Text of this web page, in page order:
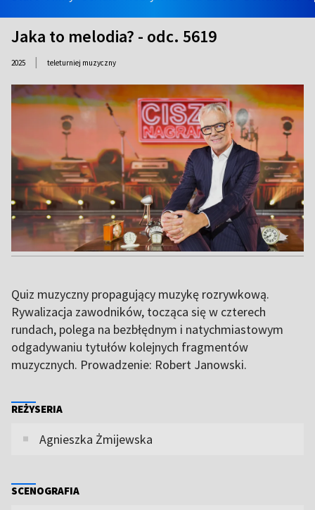
Jaka to melodia? - odc. 5619
2025 | teleturniej muzyczny
Quiz muzyczny propagujący muzykę rozrywkową.
Rywalizacja zawodników, tocząca się w czterech
rundach, polega na bezbłędnym i natychmiastowym
odgadywaniu tytułów kolejnych fragmentów
muzycznych. Prowadzenie: Robert Janowski.
REŻYSERIA
Agnieszka Żmijewska
SCENOGRAFIA